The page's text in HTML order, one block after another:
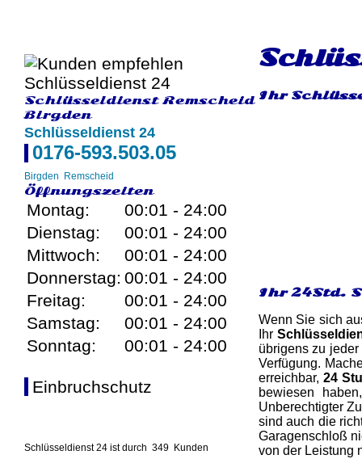
Schlüsseldienst Remscheid
Birgden
Schlüsseldienst 24
0176-593.503.05
Birgden Remscheid
Öffnungszeiten
Montag:
00:01 - 24:00
Dienstag:
00:01 - 24:00
Mittwoch:
00:01 - 24:00
Donnerstag: 00:01 - 24:00
Freitag:
00:01 - 24:00
Samstag:
00:01 - 24:00
Sonntag:
00:01 - 24:00
Einbruchschutz
Schlüsseldienst 24 ist durch 349 Kunden
Ihr
Ihr 24Std.
Wenn Sie sich
Ihr
übrigens zu
Verfügung.
erreichbar,24
bewiesen
Unberechtigter
sind auch die
Garagenschloß
von der Leistung